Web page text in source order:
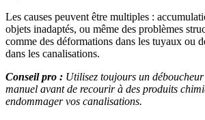
Les causes peuvent être multiples :
objets inadaptés, ou même des problèmes
comme des déformations dans les tuyaux ou
dans les canalisations.
Conseil pro : Utilisez toujours un
manuel avant de recourir à des produits
endommager vos canalisations.